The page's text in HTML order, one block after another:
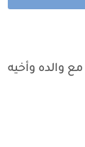
والده وأخيه